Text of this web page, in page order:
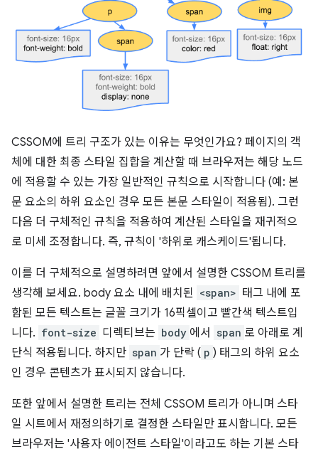
CSSOM에 트리 구조가 있는 이유는 무엇인가요? 페이지의 객
체에 대한 최종 스타일 집합을 계산할 때 브라우저는 해당 노드
에 적용할 수 있는 가장 일반적인 규칙으로 시작합니다 (예: 본
문 요소의 하위 요소인 경우 모든 본문 스타일이 적용됨). 그런
다음 더 구체적인 규칙을 적용하여 계산된 스타일을 재귀적으
로 미세 조정합니다. 즉, 규칙이 '하위로 캐스케이드'됩니다.
이를 더 구체적으로 설명하려면 앞에서 설명한 CSSOM 트리를
생각해 보세요. body 요소 내에 배치된 <span> 태그 내에 포
함된 모든 텍스트는 글꼴 크기가 16픽셀이고 빨간색 텍스트입
니다. font-size 디렉티브는 body 에서 span 로 아래로 계
단식 적용됩니다. 하지만 span 가 단락 ( p ) 태그의 하위 요소
인 경우 콘텐츠가 표시되지 않습니다.
또한 앞에서 설명한 트리는 전체 CSSOM 트리가 아니며 스타
일 시트에서 재정의하기로 결정한 스타일만 표시합니다. 모든
브라우저는 '사용자 에이전트 스타일'이라고도 하는 기본 스타